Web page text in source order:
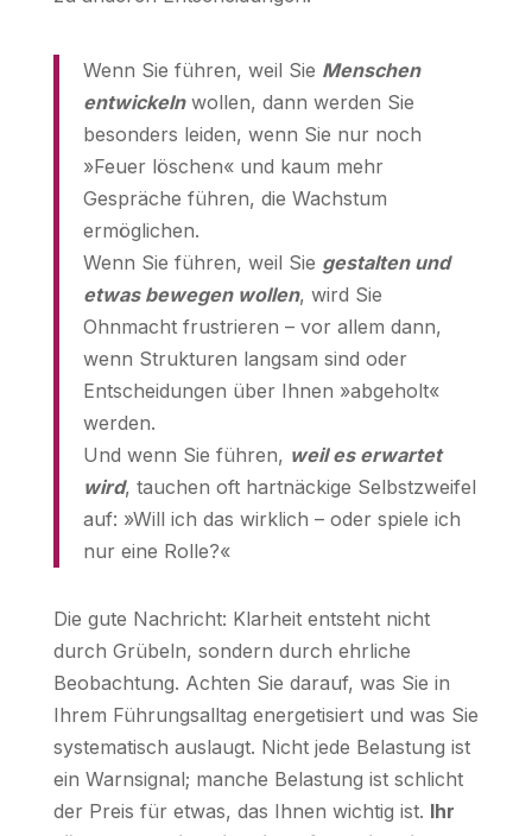
Wenn Sie führen, weil Sie Menschen
entwickeln wollen, dann werden Sie
besonders leiden, wenn Sie nur noch
»Feuer löschen« und kaum mehr
Gespräche führen, die Wachstum
ermöglichen.
Wenn Sie führen, weil Sie gestalten und
etwas bewegen wollen, wird Sie
Ohnmacht frustrieren – vor allem dann,
wenn Strukturen langsam sind oder
Entscheidungen über Ihnen »abgeholt«
werden.
Und wenn Sie führen, weil es erwartet
wird, tauchen oft hartnäckige Selbstzweifel
auf: »Will ich das wirklich – oder spiele ich
nur eine Rolle?«
Die gute Nachricht: Klarheit entsteht nicht
durch Grübeln, sondern durch ehrliche
Beobachtung. Achten Sie darauf, was Sie in
Ihrem Führungsalltag energetisiert und was Sie
systematisch auslaugt. Nicht jede Belastung ist
ein Warnsignal; manche Belastung ist schlicht
der Preis für etwas, das Ihnen wichtig ist. Ihr